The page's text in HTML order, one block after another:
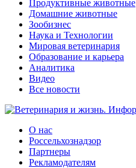
Продуктивные животные
Домашние животные
Зообизнес
Наука и Технологии
Мировая ветеринария
Образование и карьера
Аналитика
Видео
Все новости
О нас
Россельхознадзор
Партнеры
Рекламодателям